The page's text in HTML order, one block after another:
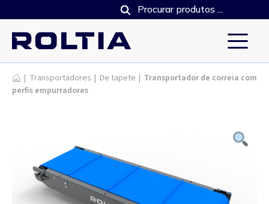
Produtos
| Transportadores | De tapete | Transportador de correia com
perfis empurradores